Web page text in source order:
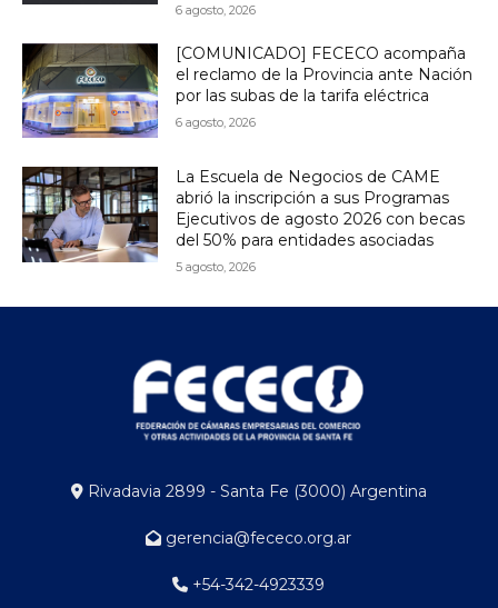
6 agosto, 2026
[COMUNICADO] FECECO acompaña
el reclamo de la Provincia ante Nación
por las subas de la tarifa eléctrica
6 agosto, 2026
La Escuela de Negocios de CAME
abrió la inscripción a sus Programas
Ejecutivos de agosto 2026 con becas
del 50% para entidades asociadas
5 agosto, 2026
Rivadavia 2899 - Santa Fe (3000) Argentina
gerencia@fececo.org.ar
+54-342-4923339